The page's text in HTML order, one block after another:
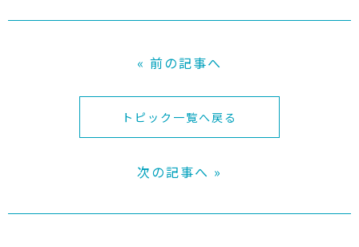
« 前の記事へ
トピック一覧へ戻る
次の記事へ »